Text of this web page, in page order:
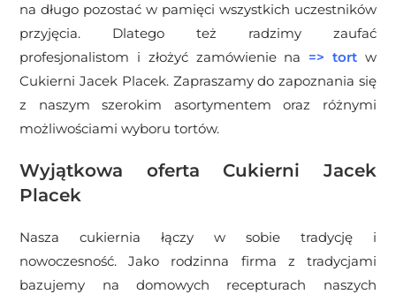
na długo pozostać w pamięci wszystkich uczestników
przyjęcia. Dlatego też radzimy zaufać
profesjonalistom i złożyć zamówienie na => tortw
Cukierni Jacek Placek. Zapraszamy do zapoznania się
z naszym szerokim asortymentem oraz różnymi
możliwościami wyboru tortów.
Wyjątkowa oferta Cukierni Jacek
Placek
Nasza cukiernia łączy w sobie tradycję i
nowoczesność. Jako rodzinna firma z tradycjami
bazujemy na domowych recepturach naszych